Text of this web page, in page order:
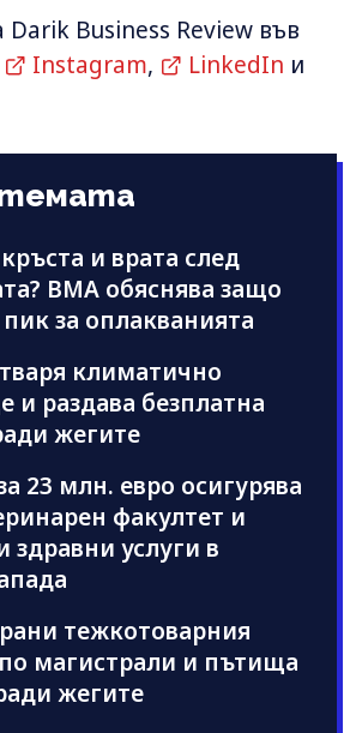
Business Review във
Instagram, LinkedIn и
и врата след
ВМА обяснява защо
пик за оплакванията
климатично
и раздава безплатна
жегите
23 млн. евро осигурява
факултет и
здравни услуги в
тежкотоварния
магистрали и пътища
жегите